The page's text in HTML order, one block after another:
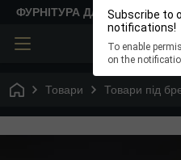
Subscribe to
notifications!
To enable
on the
ФУРНІТУРА ДЛЯ ТВОРЧОСТІ
Товари Товари під